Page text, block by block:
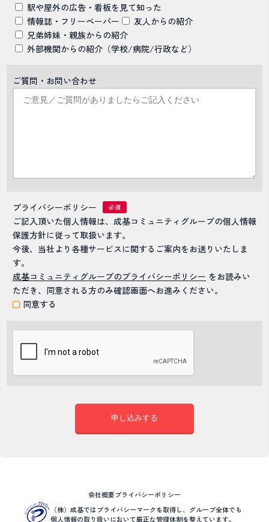
駅や屋外の広告・看板を見て知った
情報誌・フリーペーパー
友人からの紹介
兄弟姉妹・親族からの紹介
外部機関からの紹介（学校/病院/行政など）
ご質問・お問い合わせ
プライバシーポリシー
ご記入頂いた個人情報は、成基コミュニティグループの個人情報
保護方針に従って取扱います。
今後、当社より各種サービスに関するご案内をお送りいたしま
す。
成基コミュニティグループのプライバシーポリシー をお読みい
ただき、同意される方のみ確認画面へお進みください。
同意する
会社概要プライバシーポリシー
（株）成基ではプライバシーマークを取得し、グループ全体でも
個人情報の取り扱いにおいて厳正な管理体制を整えています。